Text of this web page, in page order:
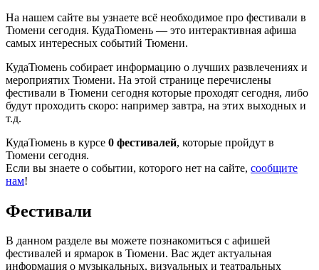
На нашем сайте вы узнаете всё необходимое про фестивали в
Тюмени сегодня. КудаТюмень — это интерактивная афиша
самых интересных событий Тюмени.
КудаТюмень собирает информацию о лучших развлечениях и
мероприятих Тюмени. На этой странице перечислены
фестивали в Тюмени сегодня которые проходят сегодня, либо
будут проходить скоро: например завтра, на этих выходных и
т.д.
КудаТюмень в курсе 0 фестивалей, которые пройдут в
Тюмени сегодня.
Если вы знаете о событии, которого нет на сайте, сообщите
нам!
Фестивали
В данном разделе вы можете познакомиться с афишей
фестивалей и ярмарок в Тюмени. Вас ждет актуальная
информация о музыкальных, визуальных и театральных